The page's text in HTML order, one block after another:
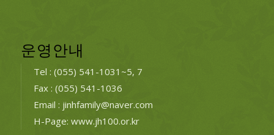
운영안내
Tel : (055) 541-1031~5, 7
Fax : (055) 541-1036
Email : jinhfamily@naver.com
H-Page: www.jh100.or.kr